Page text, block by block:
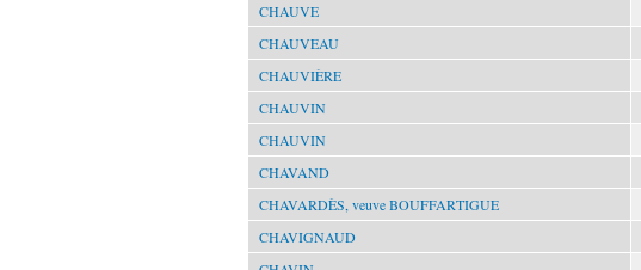
CHAUVE
CHAUVEAU
CHAUVIÈRE
CHAUVIN
CHAUVIN
CHAVAND
CHAVARDÈS, veuve BOUFFARTIGUE
CHAVIGNAUD